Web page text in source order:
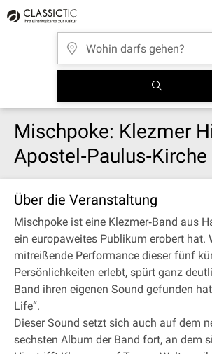
Mischpoke: Klezmer
Über die Veranstaltung
Mischpoke ist eine Klezmer‐Band aus
ein europaweites Publikum erobert hat.
mitreißende Performance dieser fünf
Persönlichkeiten erlebt, spürt ganz
Band ihren eigenen Sound gefunden
Life“.
Dieser Sound setzt sich auch auf dem
sechsten Album der Band fort, an dem